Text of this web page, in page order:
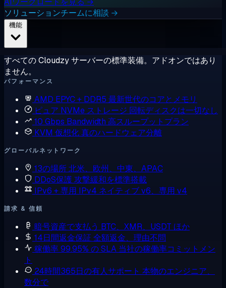
ソリューションチームに相談 →
すべての Cloudzy サーバーの標準装備。アドオンではあり
ません。
パフォーマンス
AMD EPYC + DDR5 最新世代のコアとメモリ
ピュア NVMe ストレージ 回転ディスクは一切なし
10 Gbps Bandwidth 高スループットプラン
KVM 仮想化真のハードウェア分離
グローバルネットワーク
13の場所北米、欧州、中東、APAC
DDoS保護攻撃緩和を標準搭載
IPv6 + 専用 IPv4 ネイティブ v6、専用 v4
請求 & 信頼
暗号資産で支払う BTC、XMR、USDT ほか
14日間返金保証 全額返金、理由不問
稼働率 99.95% の SLA 当社の稼働率コミットメン
ト
24時間365日の有人サポート 本物のエンジニア、
数分で